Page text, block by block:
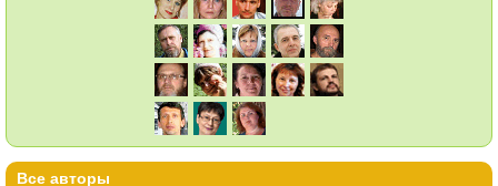
Все авторы